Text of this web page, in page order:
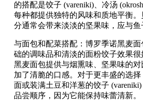
的搭配是饺子 (vareniki)、冷汤
每种都提供独特的风味和质地平衡
分通常会带来淡淡的坚果味，应与鱼
与面包和配菜搭配：博罗季诺黑麦
础的调味品和清淡的面粉饺子效果
黑麦面包提供与烟熏味、坚果味的
加了清脆的口感。对于更丰盛的选择
面或装满土豆和洋葱的饺子
品尝顺序，因为它能保持味蕾清新。